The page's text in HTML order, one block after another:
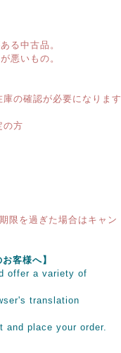
る中古品。
悪いもの。
の確認が必要になります
の方
限を過ぎた場合はキャン
客様へ】
offer a variety of
translation
and place your order.